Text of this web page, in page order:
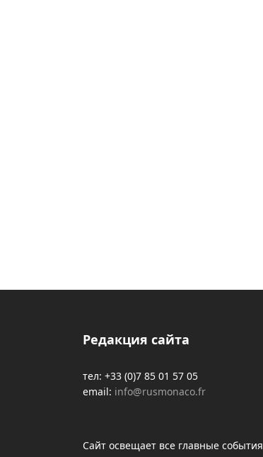
Редакция сайта
тел: +33 (0)7 85 01 57 05
email: info@rusmonaco.fr
Сайт освещает все главные события